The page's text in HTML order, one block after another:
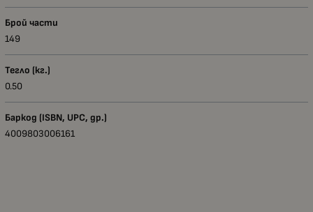
Брой части
149
Тегло (кг.)
0.50
Баркод (ISBN, UPC, др.)
4009803006161